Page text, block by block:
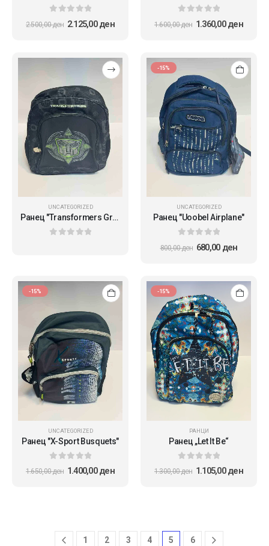
out of 5
2.500,00ден 2.125,00ден out of 5
1.600,00ден 1.360,00ден
UNCATEGORIZED
Ранец "Transformers Green"
-15%
UNCATEGORIZED
Ранец "Uoobel Airplane"
out of 5
800,00ден 680,00 ден
-15%
UNCATEGORIZED
Ранец "X-Sport Busquets"
out of 5
1.650,00ден 1.400,00ден
-15%
РАНЦИ
Ранец „Let It Be“
out of 5
1.300,00ден 1.105,00ден
1 2 3 4 5 6